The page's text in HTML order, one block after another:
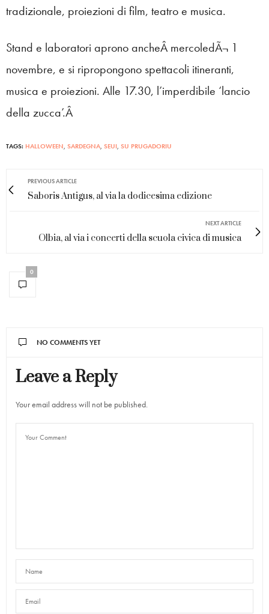
tradizionale, proiezioni di film, teatro e musica.
Stand e laboratori aprono ancheÂ mercoledÃ¬ 1
novembre, e si ripropongono spettacoli itineranti,
musica e proiezioni. Alle 17.30, l’imperdibile ‘lancio
della zucca’.Â
TAGS: HALLOWEEN SARDEGNA SEUI SU PRUGADORIU
PREVIOUS ARTICLE
Saboris Antigus, al via la dodicesima edizione
NEXT ARTICLE
Olbia, al via i concerti della scuola civica di musica
0
NO COMMENTS YET
Leave a Reply
Your email address will not be published.